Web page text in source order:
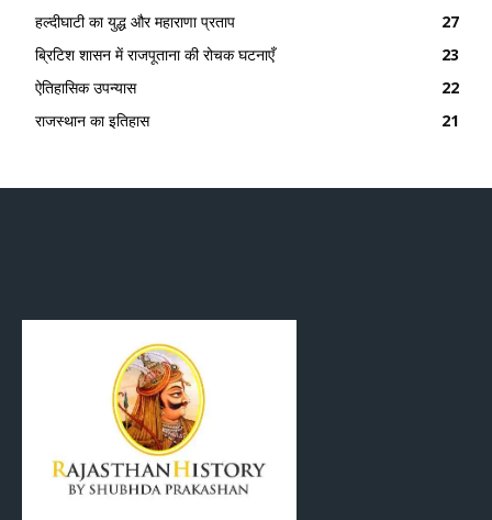
हल्दीघाटी का युद्ध और महाराणा प्रताप
27
ब्रिटिश शासन में राजपूताना की रोचक घटनाएँ
23
ऐतिहासिक उपन्यास
22
राजस्थान का इतिहास
21